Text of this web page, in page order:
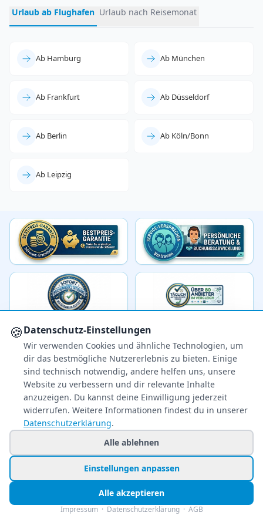
Urlaub ab Flughafen Urlaub nach Reisemonat
Ab Hamburg Ab München
Ab Frankfurt Ab Düsseldorf
Ab Berlin Ab Köln/Bonn
Ab Leipzig
Ihr zuverlässiger Reisepreisvergleich – über 80
Veranstalter im Vergleich.
+49 991 2967 68857
So & Feiertags 11–22 Uhr
NEWSLETTER
Exklusive Reiseschnäppchen direkt in Ihr
Postfach – kostenlos & jederzeit
🍪Datenschutz-Einstellungen
Wir verwenden Cookies und ähnliche Technologien, um
dir das bestmögliche Nutzererlebnis zu bieten. Einige
sind technisch notwendig, andere helfen uns, unsere
Website zu verbessern und dir relevante Inhalte
anzuzeigen. Du kannst deine Einwilligung jederzeit
widerrufen. Weitere Informationen findest du in unserer
Datenschutzerklärung.
Alle ablehnen
Einstellungen anpassen
Alle akzeptieren
Impressum· Datenschutzerklärung· AGB